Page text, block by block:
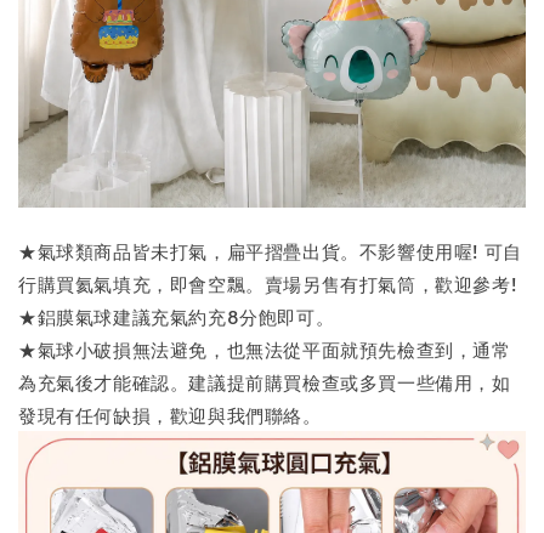
★氣球類商品皆未打氣，扁平摺疊出貨。不影響使用喔! 可自
行購買氦氣填充，即會空飄。賣場另售有打氣筒，歡迎參考!
★鋁膜氣球建議充氣約充8分飽即可。
★氣球小破損無法避免，也無法從平面就預先檢查到，通常
為充氣後才能確認。建議提前購買檢查或多買一些備用，如
發現有任何缺損，歡迎與我們聯絡。